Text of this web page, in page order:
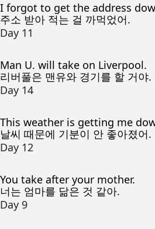
I forgot to get the address
주소 받아 적는 걸 까먹었어.
Day 11
Man U. will take on Liverpool.
리버풀은 맨유와 경기를 할 거야.
Day 14
This weather is getting me
날씨 때문에 기분이 안 좋아졌어.
Day 12
You take after your mother.
너는 엄마를 닮은 것 같아.
Day 9